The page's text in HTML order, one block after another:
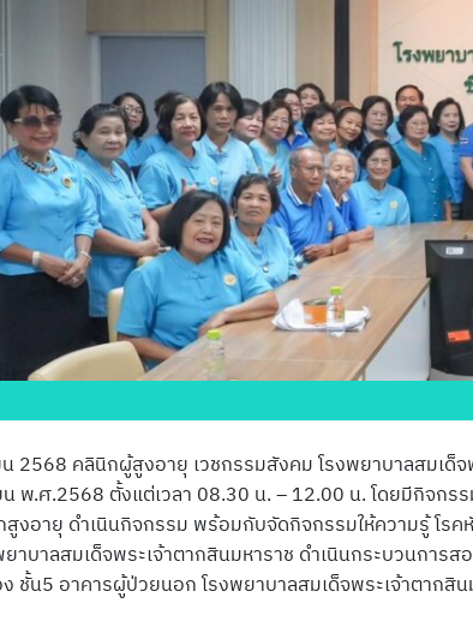
2568 คลินิกผู้สูงอายุ เวชกรรมสังคม โรงพยาบาลสมเด็จ
น พ.ศ.2568 ตั้งแต่เวลา 08.30 น. – 12.00 น. โดยมีกิจก
งอายุ ดำเนินกิจกรรม พร้อมกับจัดกิจกรรมให้ความรู้ โ
ยาบาลสมเด็จพระเจ้าตากสินมหาราช ดำเนินกระบวนกา
ชั้น5 อาคารผู้ป่วยนอก โรงพยาบาลสมเด็จพระเจ้าตากสิน